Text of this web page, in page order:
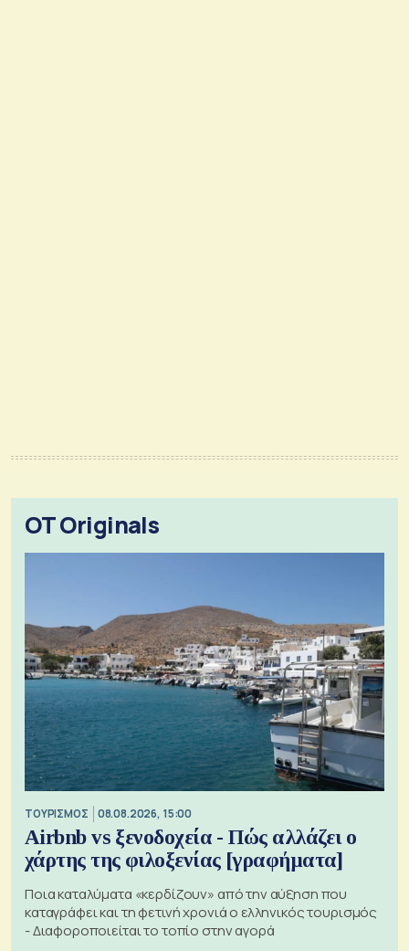
OT Originals
ΤΟΥΡΙΣΜΟΣ 08.08.2026, 15:00
Airbnb vs ξενοδοχεία - Πώς αλλάζει ο
χάρτης της φιλοξενίας [γραφήματα]
Ποια καταλύματα «κερδίζουν» από την αύξηση που
καταγράφει και τη φετινή χρονιά ο ελληνικός τουρισμός
- Διαφοροποιείται το τοπίο στην αγορά